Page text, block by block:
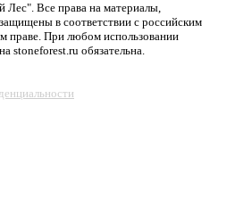
Все права на материалы,
в соответствии с российским
праве. При любом использовании
stoneforest.ru обязательна.